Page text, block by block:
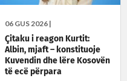
06 GUS 2026 |
Çitaku i reagon Kurtit:
Albin, mjaft – konstituoje
Kuvendin dhe lëre Kosovën
të ecë përpara